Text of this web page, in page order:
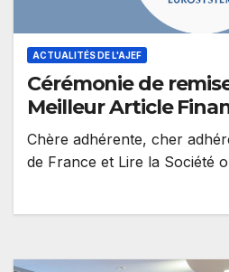
ACTUALITÉS DE L'AJEF
Cérémonie de
Meilleur Article
Chère adhérente, cher
de France et Lire la Société